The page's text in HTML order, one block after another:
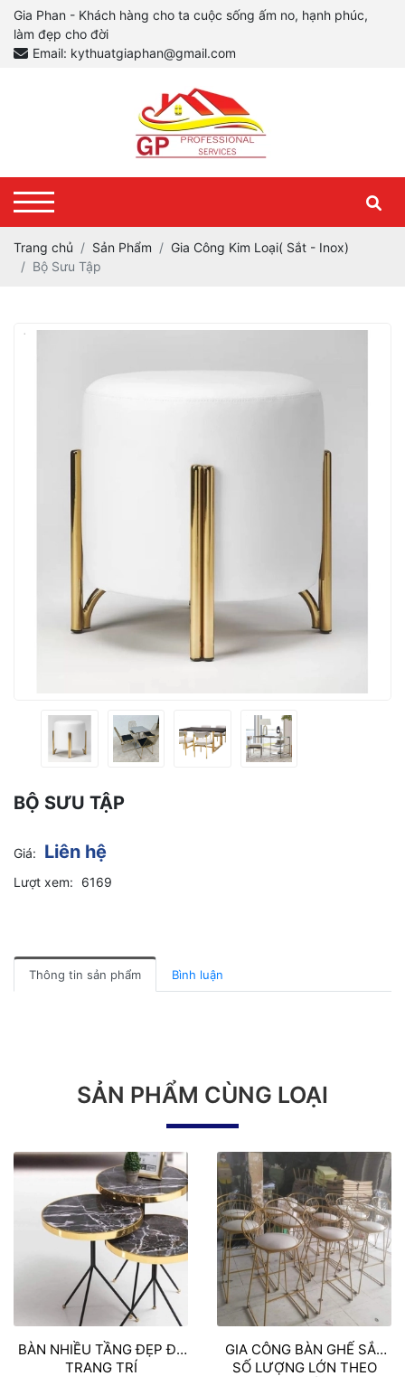
Gia Phan - Khách hàng cho ta cuộc sống ấm no, hạnh phúc,
làm đẹp cho đời
Email: kythuatgiaphan@gmail.com
Trang chủ Sản Phẩm
Gia Công Kim Loại( Sắt - Inox)
Bộ Sưu Tập
BỘ SƯU TẬP
Giá: Liên hệ
Lượt xem: 6169
Thông tin sản phẩm Bình luận
SẢN PHẨM CÙNG LOẠI
BÀN NHIỀU TẦNG ĐẸP ĐỂ
TRANG TRÍ
GIA CÔNG BÀN GHẾ SẮT
SỐ LƯỢNG LỚN THEO